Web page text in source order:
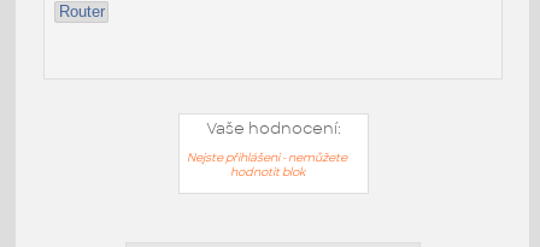
Router
Vaše hodnocení:
Nejste přihlášeni - nemůžete
hodnotit blok